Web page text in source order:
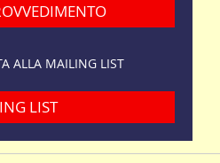
ALLA MAILING LIST
LIST